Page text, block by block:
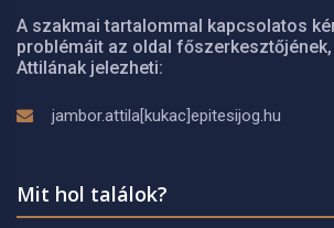
A szakmai tartalommal kapcsolatos
problémáit az oldal
Attilának jelezheti:
jambor.attila[kukac]epitesijog.hu
Mit hol találok?